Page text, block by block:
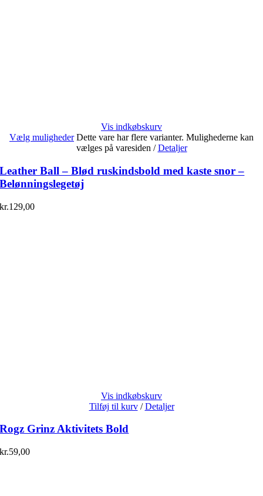
Vis indkøbskurv
Vælg muligheder Dette vare har flere varianter. Mulighederne kan
vælges på varesiden / Detaljer
Leather Ball – Blød ruskindsbold med kaste snor –
Belønningslegetøj
kr.129,00
Vis indkøbskurv
Tilføj til kurv / Detaljer
Rogz Grinz Aktivitets Bold
kr.59,00